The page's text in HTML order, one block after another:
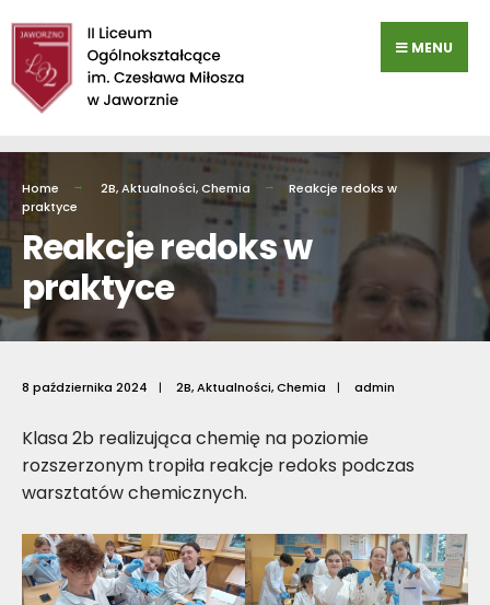
Przejdź
do
zawartości
MENU
Home 2B,Aktualności,Chemia
Reakcje redoks w
praktyce
Reakcje redoks w
praktyce
8 października 2024 | 2B,Aktualności,Chemia | admin
Klasa 2b realizująca chemię na poziomie
rozszerzonym tropiła reakcje redoks podczas
warsztatów chemicznych.